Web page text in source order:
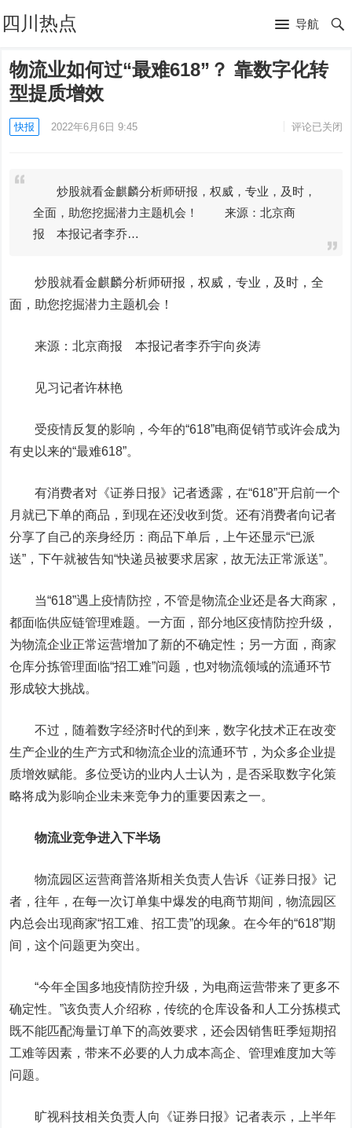
四川热点 导航
物流业如何过“最难618”？ 靠数字化转
型提质增效
快报 2022年6月6日 9:45 评论已关闭
炒股就看金麒麟分析师研报，权威，专业，及时，
全面，助您挖掘潜力主题机会！ 来源：北京商
报 本报记者李乔…
炒股就看金麒麟分析师研报，权威，专业，及时，全
面，助您挖掘潜力主题机会！
来源：北京商报 本报记者李乔宇向炎涛
见习记者许林艳
受疫情反复的影响，今年的“618”电商促销节或许会成为
有史以来的“最难618”。
有消费者对《证券日报》记者透露，在“618”开启前一个
月就已下单的商品，到现在还没收到货。还有消费者向记者
分享了自己的亲身经历：商品下单后，上午还显示“已派
送”，下午就被告知“快递员被要求居家，故无法正常派送”。
当“618”遇上疫情防控，不管是物流企业还是各大商家，
都面临供应链管理难题。一方面，部分地区疫情防控升级，
为物流企业正常运营增加了新的不确定性；另一方面，商家
仓库分拣管理面临“招工难”问题，也对物流领域的流通环节
形成较大挑战。
不过，随着数字经济时代的到来，数字化技术正在改变
生产企业的生产方式和物流企业的流通环节，为众多企业提
质增效赋能。多位受访的业内人士认为，是否采取数字化策
略将成为影响企业未来竞争力的重要因素之一。
物流业竞争进入下半场
物流园区运营商普洛斯相关负责人告诉《证券日报》记
者，往年，在每一次订单集中爆发的电商节期间，物流园区
内总会出现商家“招工难、招工贵”的现象。在今年的“618”期
间，这个问题更为突出。
“今年全国多地疫情防控升级，为电商运营带来了更多不
确定性。”该负责人介绍称，传统的仓库设备和人工分拣模式
既不能匹配海量订单下的高效要求，还会因销售旺季短期招
工难等因素，带来不必要的人力成本高企、管理难度加大等
问题。
旷视科技相关负责人向《证券日报》记者表示，上半年